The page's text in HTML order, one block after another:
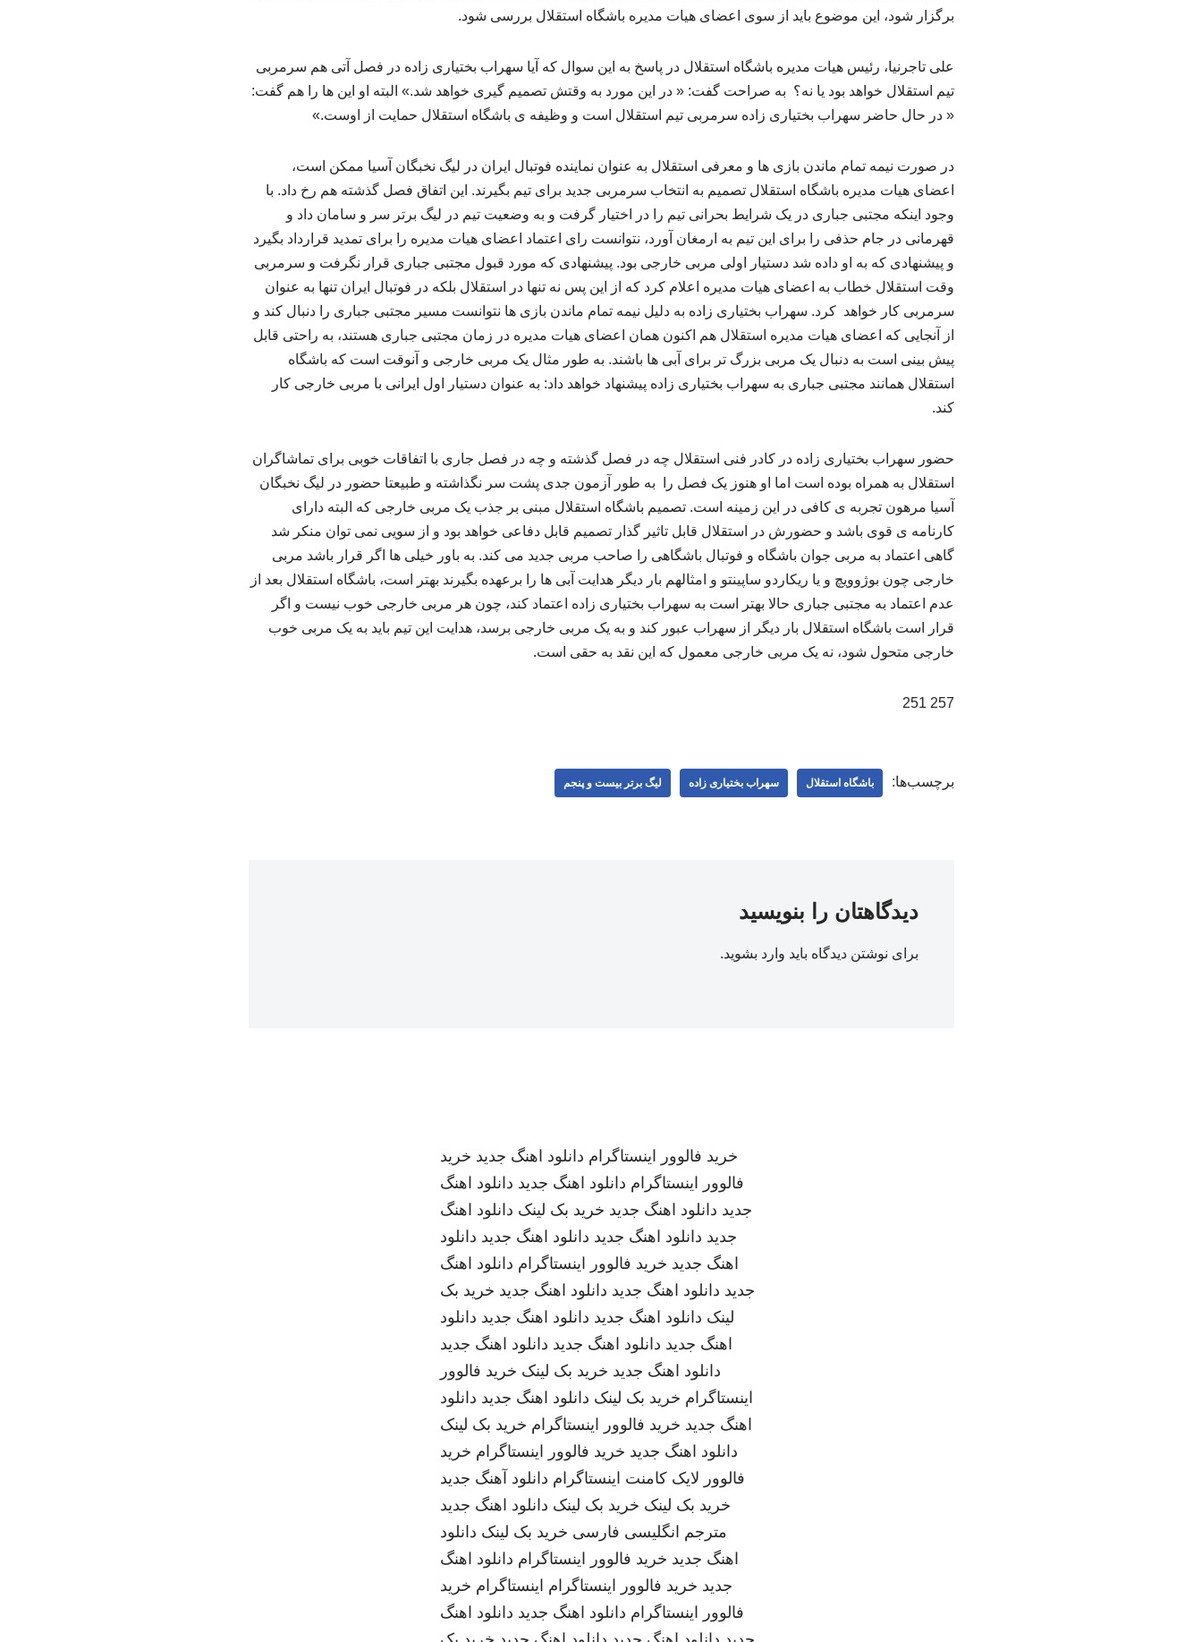
برگزار شود، این موضوع باید از سوی اعضای هیات مدیره باشگاه استقلال بررسی شود.
علی تاجرنیا، رئیس هیات مدیره باشگاه استقلال در پاسخ به این سوال که آیا سهراب بختیاری زاده در فصل آتی هم سرمربی
تیم استقلال خواهد بود یا نه؟ به صراحت گفت: « در این مورد به وقتش تصمیم گیری خواهد شد.» البته او این ها را هم گفت:
« در حال حاضر سهراب بختیاری زاده سرمربی تیم استقلال است و وظیفه ی باشگاه استقلال حمایت از اوست.»
در صورت نیمه تمام ماندن بازی ها و معرفی استقلال به عنوان نماینده فوتبال ایران در لیگ نخبگان آسیا ممکن است،
اعضای هیات مدیره باشگاه استقلال تصمیم به انتخاب سرمربی جدید برای تیم بگیرند. این اتفاق فصل گذشته هم رخ داد. با
وجود اینکه مجتبی جباری در یک شرایط بحرانی تیم را در اختیار گرفت و به وضعیت تیم در لیگ برتر سر و سامان داد و
قهرمانی در جام حذفی را برای این تیم به ارمغان آورد، نتوانست رای اعتماد اعضای هیات مدیره را برای تمدید قرارداد بگیرد
و پیشنهادی که به او داده شد دستیار اولی مربی خارجی بود. پیشنهادی که مورد قبول مجتبی جباری قرار نگرفت و سرمربی
وقت استقلال خطاب به اعضای هیات مدیره اعلام کرد که از این پس نه تنها در استقلال بلکه در فوتبال ایران تنها به عنوان
سرمربی کار خواهد کرد. سهراب بختیاری زاده به دلیل نیمه تمام ماندن بازی ها نتوانست مسیر مجتبی جباری را دنبال کند و
از آنجایی که اعضای هیات مدیره استقلال هم اکنون همان اعضای هیات مدیره در زمان مجتبی جباری هستند، به راحتی قابل
پیش بینی است به دنبال یک مربی بزرگ تر برای آبی ها باشند. به طور مثال یک مربی خارجی و آنوقت است که باشگاه
استقلال همانند مجتبی جباری به سهراب بختیاری زاده پیشنهاد خواهد داد: به عنوان دستیار اول ایرانی با مربی خارجی کار
کند.
حضور سهراب بختیاری زاده در کادر فنی استقلال چه در فصل گذشته و چه در فصل جاری با اتفاقات خوبی برای تماشاگران
استقلال به همراه بوده است اما او هنوز یک فصل را به طور آزمون جدی پشت سر نگذاشته و طبیعتا حضور در لیگ نخبگان
آسیا مرهون تجربه ی کافی در این زمینه است. تصمیم باشگاه استقلال مبنی بر جذب یک مربی خارجی که البته دارای
کارنامه ی قوی باشد و حضورش در استقلال قابل تاثیر گذار تصمیم قابل دفاعی خواهد بود و از سویی نمی توان منکر شد
گاهی اعتماد به مربی جوان باشگاه و فوتبال باشگاهی را صاحب مربی جدید می کند. به باور خیلی ها اگر قرار باشد مربی
خارجی چون بوژوویچ و یا ریکاردو ساپینتو و امثالهم بار دیگر هدایت آبی ها را برعهده بگیرند بهتر است، باشگاه استقلال بعد از
عدم اعتماد به مجتبی جباری حالا بهتر است به سهراب بختیاری زاده اعتماد کند، چون هر مربی خارجی خوب نیست و اگر
قرار است باشگاه استقلال بار دیگر از سهراب عبور کند و به یک مربی خارجی برسد، هدایت این تیم باید به یک مربی خوب
خارجی متحول شود، نه یک مربی خارجی معمول که این نقد به حقی است.
257 251
برچسب‌ها: باشگاه استقلال سهراب بختیاری زاده لیگ برتر بیست و پنجم
دیدگاهتان را بنویسید
برای نوشتن دیدگاه باید وارد بشوید.
خرید فالوور اینستاگرام دانلود اهنگ جدید خرید
فالوور اینستاگرام دانلود اهنگ جدید دانلود اهنگ
جدید دانلود اهنگ جدید خرید بک لینک دانلود اهنگ
جدید دانلود اهنگ جدید دانلود اهنگ جدید دانلود
اهنگ جدید خرید فالوور اینستاگرام دانلود اهنگ
جدید دانلود اهنگ جدید دانلود اهنگ جدید خرید بک
لینک دانلود اهنگ جدید دانلود اهنگ جدید دانلود
اهنگ جدید دانلود اهنگ جدید دانلود اهنگ جدید
دانلود اهنگ جدید خرید بک لینک خرید فالوور
اینستاگرام خرید بک لینک دانلود اهنگ جدید دانلود
اهنگ جدید خرید فالوور اینستاگرام خرید بک لینک
دانلود اهنگ جدید خرید فالوور اینستاگرام خرید
فالوور لایک کامنت اینستاگرام دانلود آهنگ جدید
خرید بک لینک خرید بک لینک دانلود اهنگ جدید
مترجم انگلیسی فارسی خرید بک لینک دانلود
اهنگ جدید خرید فالوور اینستاگرام دانلود اهنگ
جدید خرید فالوور اینستاگرام اینستاگرام خرید
فالوور اینستاگرام دانلود اهنگ جدید دانلود اهنگ